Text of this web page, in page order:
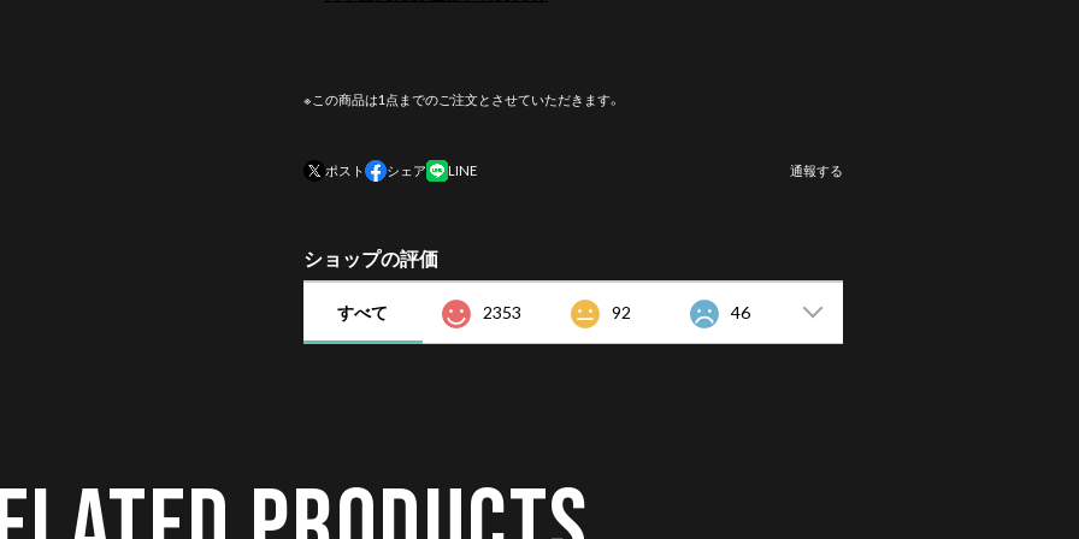
※この商品は1点までのご注文とさせていただきます。
ポスト シェア LINE 通報する
ショップの評価
すべて 2353 92 46